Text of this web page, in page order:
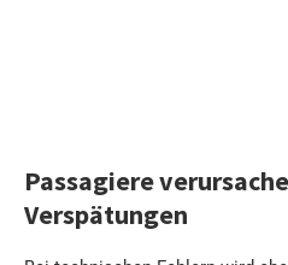
Passagiere
Verspätungen